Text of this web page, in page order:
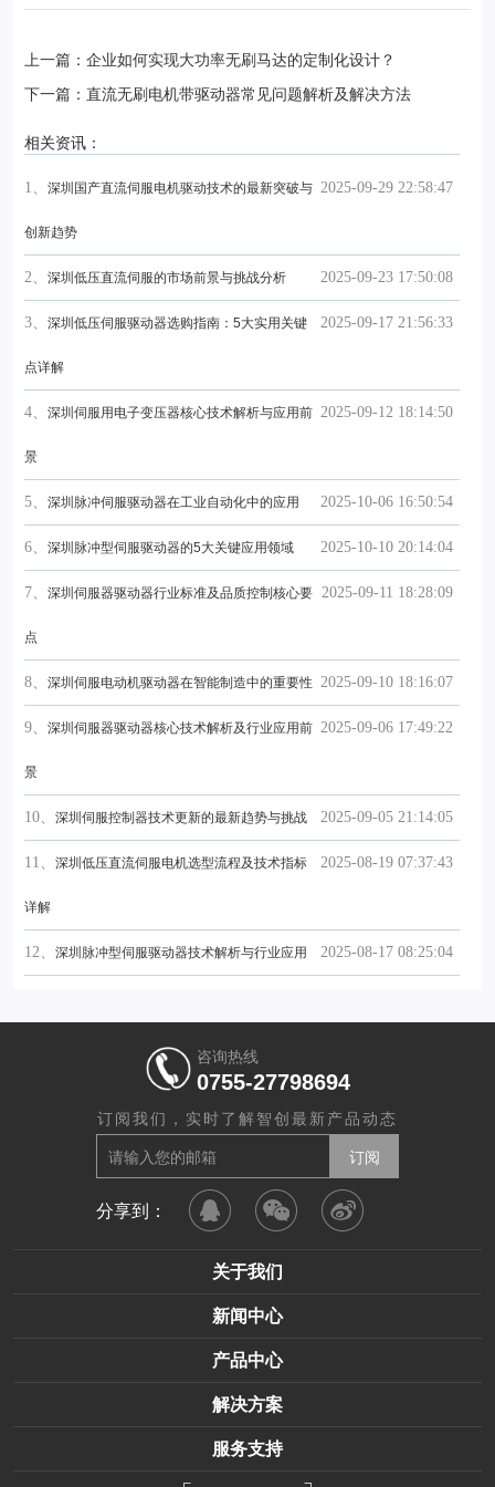
上一篇：企业如何实现大功率无刷马达的定制化设计？
下一篇：直流无刷电机带驱动器常见问题解析及解决方法
相关资讯：
2025-09-29 22:58:47
1、 深圳国产直流伺服电机驱动技术的最新突破与
创新趋势
2025-09-23 17:50:08
2、 深圳低压直流伺服的市场前景与挑战分析
2025-09-17 21:56:33
3、 深圳低压伺服驱动器选购指南：5大实用关键
点详解
2025-09-12 18:14:50
4、 深圳伺服用电子变压器核心技术解析与应用前
景
2025-10-06 16:50:54
5、 深圳脉冲伺服驱动器在工业自动化中的应用
2025-10-10 20:14:04
6、 深圳脉冲型伺服驱动器的5大关键应用领域
2025-09-11 18:28:09
7、 深圳伺服器驱动器行业标准及品质控制核心要
点
2025-09-10 18:16:07
8、 深圳伺服电动机驱动器在智能制造中的重要性
2025-09-06 17:49:22
9、 深圳伺服器驱动器核心技术解析及行业应用前
景
2025-09-05 21:14:05
10、 深圳伺服控制器技术更新的最新趋势与挑战
2025-08-19 07:37:43
11、 深圳低压直流伺服电机选型流程及技术指标
详解
2025-08-17 08:25:04
12、 深圳脉冲型伺服驱动器技术解析与行业应用
咨询热线
0755-27798694
订阅我们，实时了解智创最新产品动态
分享到：
关于我们
新闻中心
产品中心
解决方案
服务支持